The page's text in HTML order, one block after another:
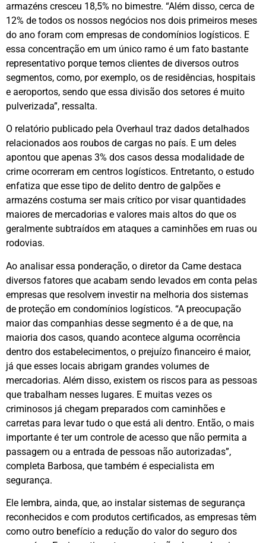
armazéns cresceu 18,5% no bimestre. “Além disso, cerca de
12% de todos os nossos negócios nos dois primeiros meses
do ano foram com empresas de condomínios logísticos. E
essa concentração em um único ramo é um fato bastante
representativo porque temos clientes de diversos outros
segmentos, como, por exemplo, os de residências, hospitais
e aeroportos, sendo que essa divisão dos setores é muito
pulverizada”, ressalta.
O relatório publicado pela Overhaul traz dados detalhados
relacionados aos roubos de cargas no país. E um deles
apontou que apenas 3% dos casos dessa modalidade de
crime ocorreram em centros logísticos. Entretanto, o estudo
enfatiza que esse tipo de delito dentro de galpões e
armazéns costuma ser mais crítico por visar quantidades
maiores de mercadorias e valores mais altos do que os
geralmente subtraídos em ataques a caminhões em ruas ou
rodovias.
Ao analisar essa ponderação, o diretor da Came destaca
diversos fatores que acabam sendo levados em conta pelas
empresas que resolvem investir na melhoria dos sistemas
de proteção em condomínios logísticos. “A preocupação
maior das companhias desse segmento é a de que, na
maioria dos casos, quando acontece alguma ocorrência
dentro dos estabelecimentos, o prejuízo financeiro é maior,
já que esses locais abrigam grandes volumes de
mercadorias. Além disso, existem os riscos para as pessoas
que trabalham nesses lugares. E muitas vezes os
criminosos já chegam preparados com caminhões e
carretas para levar tudo o que está ali dentro. Então, o mais
importante é ter um controle de acesso que não permita a
passagem ou a entrada de pessoas não autorizadas”,
completa Barbosa, que também é especialista em
segurança.
Ele lembra, ainda, que, ao instalar sistemas de segurança
reconhecidos e com produtos certificados, as empresas têm
como outro benefício a redução do valor do seguro dos